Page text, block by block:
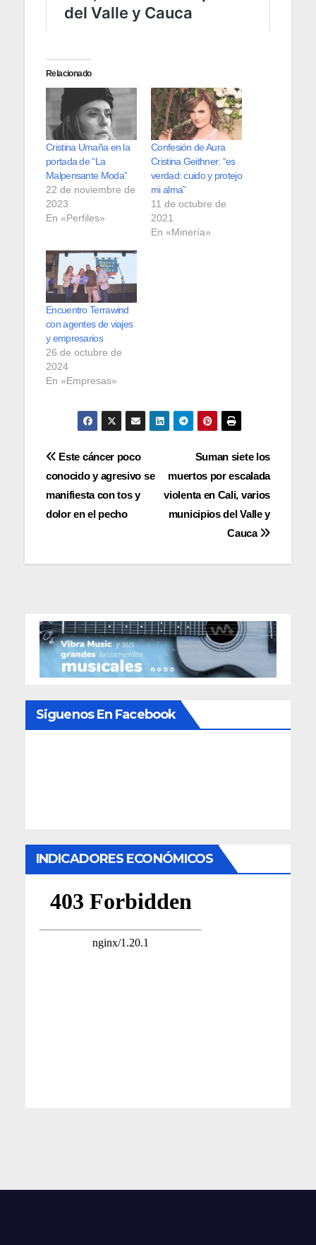
Relacionado
Cristina Umaña en la
portada de “La
Malpensante Moda”
22 de noviembre de
2023
En «Perfiles»
Confesión de Aura
Cristina Geithner: “es
verdad: cuido y protejo
mi alma”
11 de octubre de
2021
En «Minería»
Encuentro Terrawind
con agentes de viajes
y empresarios
26 de octubre de
2024
En «Empresas»
Navegación
de
entradas
Suman siete los
muertos por escalada
violenta en Cali, varios
municipios del Valle y
Cauca
Este cáncer poco
conocido y agresivo se
manifiesta con tos y
dolor en el pecho
Siguenos En Facebook
INDICADORES ECONÓMICOS